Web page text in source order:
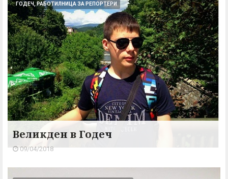
ГОДЕЧ, РАБОТИЛНИЦА ЗА РЕПОРТЕРИ
Великден в Годеч
09/04/2018